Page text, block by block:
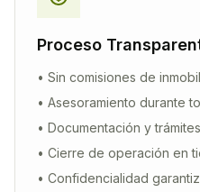
Proceso
• Sin comisiones de
• Asesoramiento durante
• Documentación y
• Cierre de operación en
• Confidencialidad